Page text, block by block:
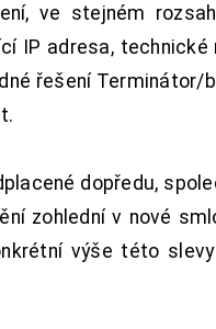
ve stejném
IP adresa, technické
řešení Terminátor/
dopředu,
zohlední v nové
výše této